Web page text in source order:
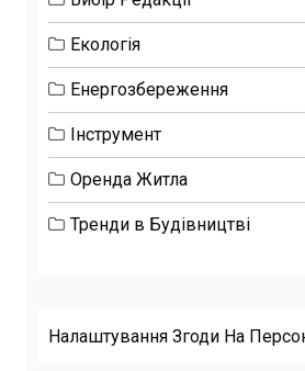
Екологія
Енергозбереження
Інструмент
Оренда Житла
Тренди в Будівництві
Налаштування Згоди На